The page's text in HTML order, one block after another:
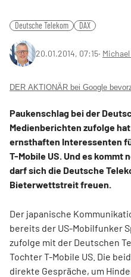
Deutsche Telekom DAX
20.01.2014, 07:15‧
DER AKTIONÄR bei Google
Paukenschlag bei der
Medienberichten zufolge
ernsthaften Interessenten
T-Mobile US. Und es
darf sich die Deutsche
Bieterwettstreit freuen.
Der japanische
bereits der US-Mobilfunker
zufolge mit der Deutschen
Tochter T-Mobile US. Die
direkte Gespräche, um